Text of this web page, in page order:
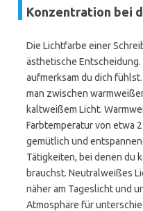
Konzentration bei
Die Lichtfarbe einer
ästhetische
aufmerksam du dich
man zwischen
kaltweißem Licht.
Farbtemperatur von etwa
gemütlich und
Tätigkeiten, bei denen du
brauchst. Neutralweißes
näher am Tageslicht und
Atmosphäre für